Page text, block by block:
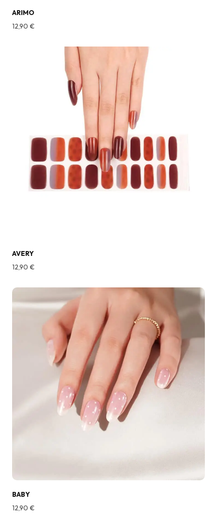
ARIMO
12,90 €
AVERY
12,90 €
BABY
12,90 €